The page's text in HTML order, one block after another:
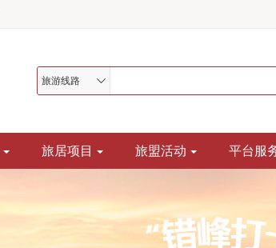
旅游线路
旅居项目 旅盟活动 平台服